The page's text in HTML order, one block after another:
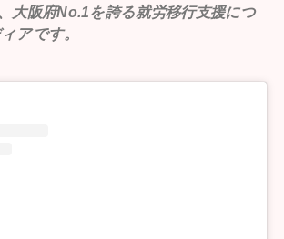
大阪府No.1を誇る就労移行支援につ
アです。